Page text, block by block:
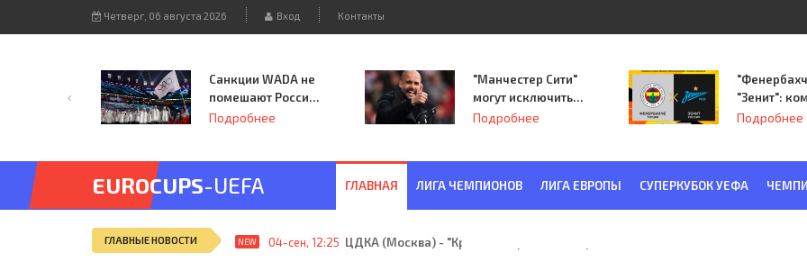
Четверг, 06 августа 2026 Вход Контакты
Санкции WADA не
помешают России
принять
Подробнее
"Манчестер Сити"
могут исключить
из Лиги
Подробнее
"Зенит":
Семака
Подробнее
EUROCUPS-UEFA ГЛАВНАЯ ЛИГА ЧЕМПИОНОВ ЛИГА ЕВРОПЫ СУПЕРКУБОК УЕФА
ГЛАВНЫЕ НОВОСТИ NEW 04-сен, 12:25 ЦДКА (Москва) - "Красная Заря" (Ленинград) 6:2